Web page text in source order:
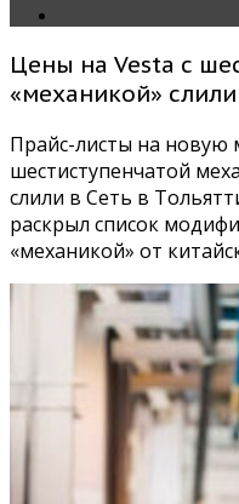
Цены на Vesta с
«механикой» слили
Прайс-листы на новую
шестиступенчатой
слили в Сеть в
раскрыл список
«механикой» от